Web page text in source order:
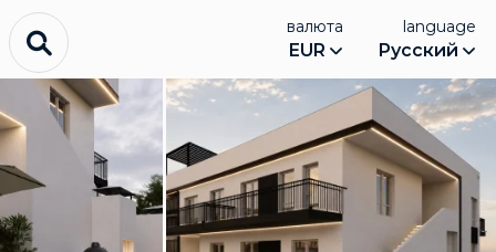
валюта
EUR
language
Русский